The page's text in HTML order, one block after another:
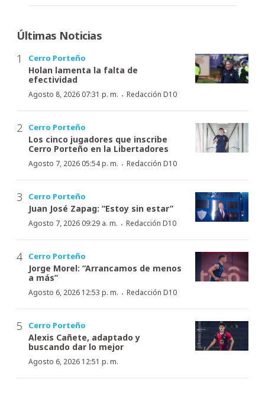
Últimas Noticias
Cerro Porteño
Holan lamenta la falta de
efectividad
Agosto 8, 2026 07:31 p. m. · Redacción D10
Cerro Porteño
Los cinco jugadores que inscribe
Cerro Porteño en la Libertadores
Agosto 7, 2026 05:54 p. m. · Redacción D10
Cerro Porteño
Juan José Zapag: “Estoy sin estar”
Agosto 7, 2026 09:29 a. m. · Redacción D10
Cerro Porteño
Jorge Morel: “Arrancamos de menos
a más”
Agosto 6, 2026 12:53 p. m. · Redacción D10
Cerro Porteño
Alexis Cañete, adaptado y
buscando dar lo mejor
Agosto 6, 2026 12:51 p. m.